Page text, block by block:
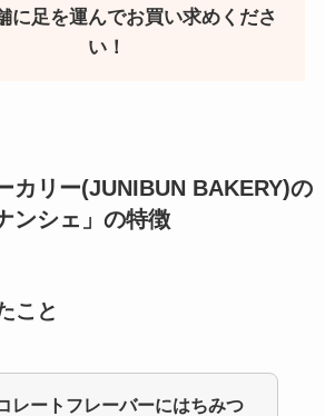
に足を運んでお買い求めくださ
い！
カリー(JUNIBUN BAKERY)の
ンシェ」 の特徴
こと
レートフレーバーにはちみつ